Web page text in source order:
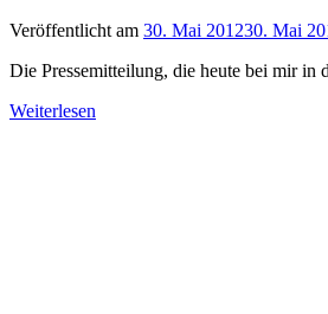
Veröffentlicht am 30. Mai 201230. Mai
Die Pressemitteilung, die heute bei mir in
Weiterlesen